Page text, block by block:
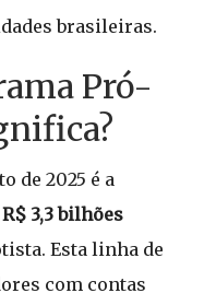
brasileiras.
Pró-
de 2025 é a
R$ 3,3 bilhões
Esta linha de
com contas